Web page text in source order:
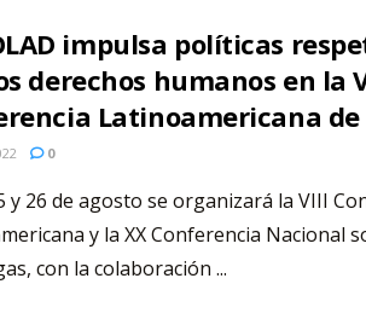
impulsa políticas
derechos humanos en la
Latinoamericana de
0
y 26 de agosto se organizará la VIII
y la XX Conferencia Nacional
con la colaboración ...